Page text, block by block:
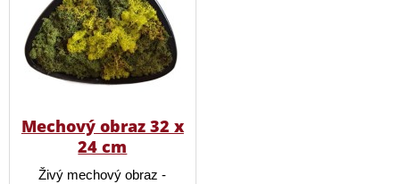
Mechový obraz 32 x
24 cm
Živý mechový obraz -